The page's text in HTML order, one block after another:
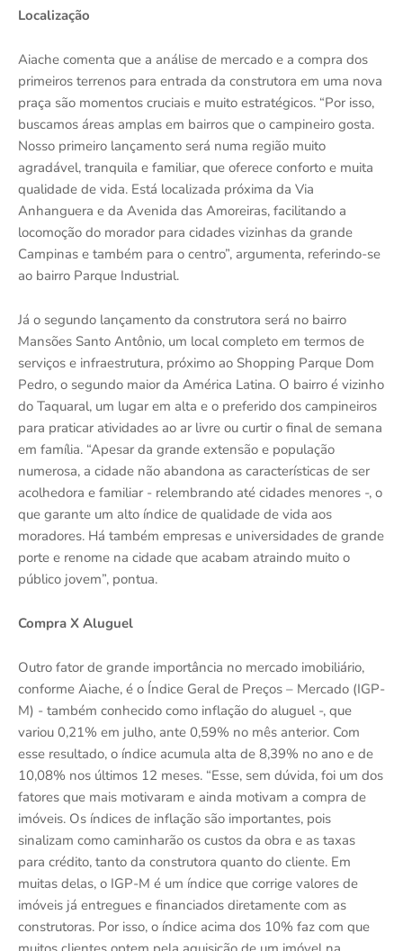
Localização
Aiache comenta que a análise de mercado e a compra dos
primeiros terrenos para entrada da construtora em uma nova
praça são momentos cruciais e muito estratégicos. “Por isso,
buscamos áreas amplas em bairros que o campineiro gosta.
Nosso primeiro lançamento será numa região muito
agradável, tranquila e familiar, que oferece conforto e muita
qualidade de vida. Está localizada próxima da Via
Anhanguera e da Avenida das Amoreiras, facilitando a
locomoção do morador para cidades vizinhas da grande
Campinas e também para o centro”, argumenta, referindo-se
ao bairro Parque Industrial.
Já o segundo lançamento da construtora será no bairro
Mansões Santo Antônio, um local completo em termos de
serviços e infraestrutura, próximo ao Shopping Parque Dom
Pedro, o segundo maior da América Latina. O bairro é vizinho
do Taquaral, um lugar em alta e o preferido dos campineiros
para praticar atividades ao ar livre ou curtir o final de semana
em família. “Apesar da grande extensão e população
numerosa, a cidade não abandona as características de ser
acolhedora e familiar - relembrando até cidades menores -, o
que garante um alto índice de qualidade de vida aos
moradores. Há também empresas e universidades de grande
porte e renome na cidade que acabam atraindo muito o
público jovem”, pontua.
Compra X Aluguel
Outro fator de grande importância no mercado imobiliário,
conforme Aiache, é o Índice Geral de Preços – Mercado (IGP-
M) - também conhecido como inflação do aluguel -, que
variou 0,21% em julho, ante 0,59% no mês anterior. Com
esse resultado, o índice acumula alta de 8,39% no ano e de
10,08% nos últimos 12 meses. “Esse, sem dúvida, foi um dos
fatores que mais motivaram e ainda motivam a compra de
imóveis. Os índices de inflação são importantes, pois
sinalizam como caminharão os custos da obra e as taxas
para crédito, tanto da construtora quanto do cliente. Em
muitas delas, o IGP-M é um índice que corrige valores de
imóveis já entregues e financiados diretamente com as
construtoras. Por isso, o índice acima dos 10% faz com que